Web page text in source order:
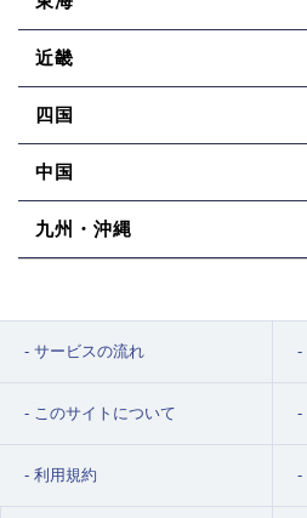
近畿
四国
中国
九州・沖縄
サービスの流れ
このサイトについて
利用規約